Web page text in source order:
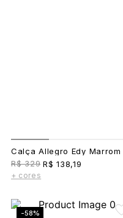
Calça Allegro Edy Marrom
R$ 329 R$ 138,19
+ cores
-58%